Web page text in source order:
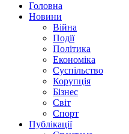
Головна
Новини
Війна
Події
Політика
Економіка
Суспільство
Корупція
Бізнес
Світ
Спорт
Публікації